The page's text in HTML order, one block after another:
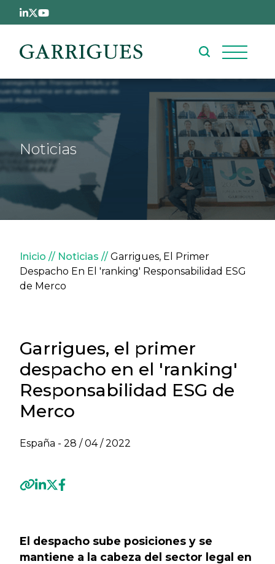
Pasar al contenido principal
Noticias
Sobrescribir enlaces de
Inicio Noticias
Garrigues, El Primer
Despacho En El 'ranking' Responsabilidad ESG
de Merco
Garrigues, el primer
despacho en el 'ranking'
Responsabilidad ESG de
Merco
España - 28 / 04 / 2022
El despacho sube posiciones y se
mantiene a la cabeza del sector legal en